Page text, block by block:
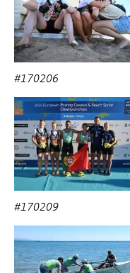
#170206
#170209